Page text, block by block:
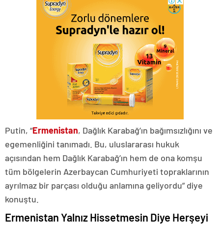
Putin, “Ermenistan, Dağlık Karabağ’ın bağımsızlığını ve
egemenliğini tanımadı. Bu, uluslararası hukuk
açısından hem Dağlık Karabağ’ın hem de ona komşu
tüm bölgelerin Azerbaycan Cumhuriyeti topraklarının
ayrılmaz bir parçası olduğu anlamına geliyordu” diye
konuştu.
Ermenistan Yalnız Hissetmesin Diye Herşeyi